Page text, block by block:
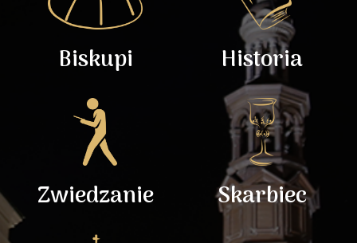
Biskupi Historia
Zwiedzanie Skarbiec